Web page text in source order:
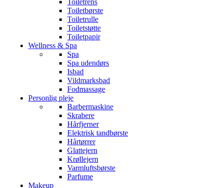
Toiletrens
Toiletbørste
Toiletrulle
Toiletstøtte
Toiletpapir
Wellness & Spa
Spa
Spa udendørs
Isbad
Vildmarksbad
Fodmassage
Personlig pleje
Barbermaskine
Skrabere
Hårfjerner
Elektrisk tandbørste
Hårtørrer
Glattejern
Krøllejern
Varmluftsbørste
Parfume
Makeup